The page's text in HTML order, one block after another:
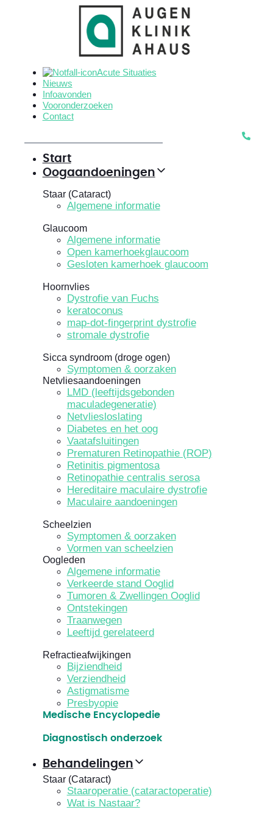
Skip
to
content
Acute Situaties
Nieuws
Infoavonden
Vooronderzoeken
Contact
Start
Oogaandoeningen
Staar (Cataract)
Algemene informatie
Glaucoom
Algemene informatie
Open kamerhoekglaucoom
Gesloten kamerhoek glaucoom
Hoornvlies
Dystrofie van Fuchs
keratoconus
map-dot-fingerprint dystrofie
stromale dystrofie
Sicca syndroom (droge ogen)
Symptomen & oorzaken
Netvliesaandoeningen
LMD (leeftijdsgebonden
maculadegeneratie)
Netvliesloslating
Diabetes en het oog
Vaatafsluitingen
Prematuren Retinopathie (ROP)
Retinitis pigmentosa
Retinopathie centralis serosa
Hereditaire maculaire dystrofie
Maculaire aandoeningen
Scheelzien
Symptomen & oorzaken
Vormen van scheelzien
Oogleden
Algemene informatie
Verkeerde stand Ooglid
Tumoren & Zwellingen Ooglid
Ontstekingen
Traanwegen
Leeftijd gerelateerd
Refractieafwijkingen
Bijziendheid
Verziendheid
Astigmatisme
Presbyopie
Medische Encyclopedie
Diagnostisch onderzoek
Behandelingen
Staar (Cataract)
Staaroperatie (cataractoperatie)
Wat is Nastaar?